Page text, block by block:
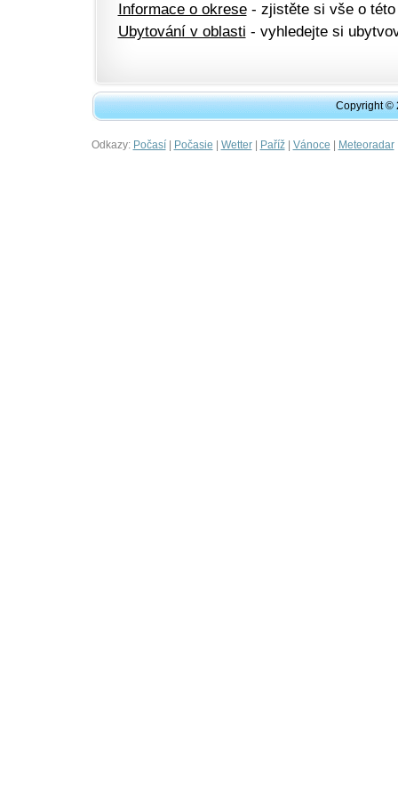
Informace o okrese- zjistěte si vše o této
Ubytování v oblasti - vyhledejte si
Copyright ©
Odkazy: Počasí| Počasie | Wetter| Paříž| Vánoce | Meteoradar